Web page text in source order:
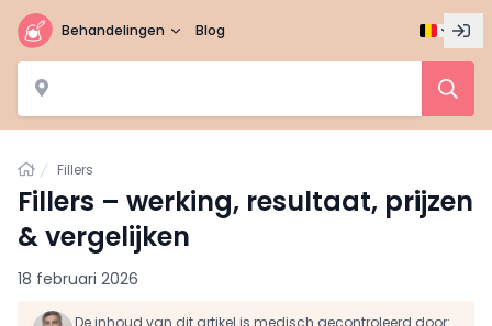
Behandelingen Blog
Home
Fillers
Fillers – werking, resultaat, prijzen
& vergelijken
18 februari 2026
De inhoud van dit artikel is medisch gecontroleerd door: